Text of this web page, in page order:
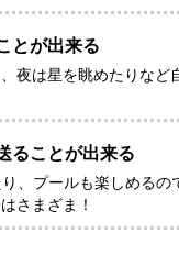
とが出来る
夜は星を眺めたりなど
ることが出来る
、プールも楽しめるの
さまざま！